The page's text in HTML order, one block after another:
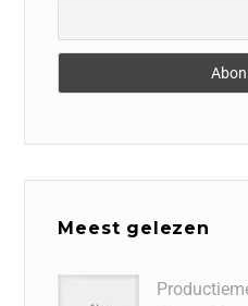
Meest gelezen